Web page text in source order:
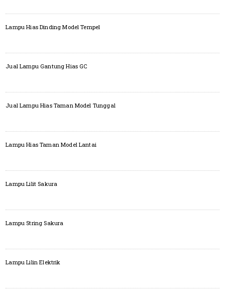
Lampu Hias Dinding Model Tempel
Jual Lampu Gantung Hias GC
Jual Lampu Hias Taman Model Tunggal
Lampu Hias Taman Model Lantai
Lampu Lilit Sakura
Lampu String Sakura
Lampu Lilin Elektrik